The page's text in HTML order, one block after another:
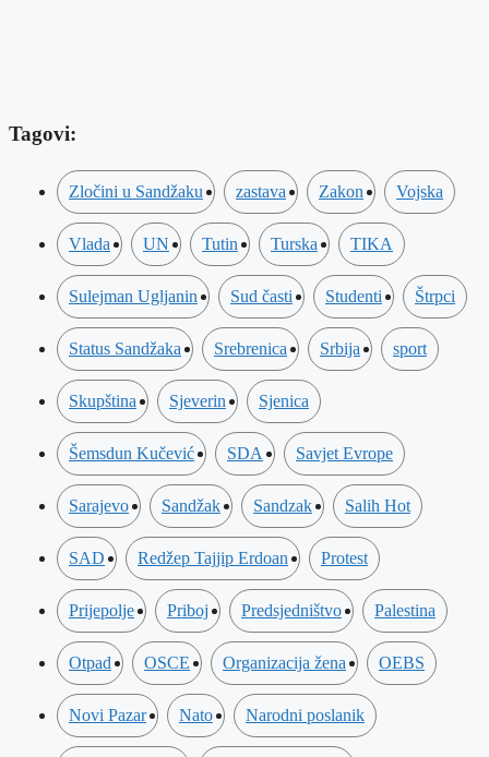
Tagovi:
Zločini u Sandžaku zastava Zakon Vojska
Vlada UN Tutin Turska TIKA
Sulejman Ugljanin Sud časti Studenti Štrpci
Status Sandžaka Srebrenica Srbija sport
Skupština Sjeverin Sjenica
Šemsdun Kučević SDA Savjet Evrope
Sarajevo Sandžak Sandzak Salih Hot
SAD Redžep Tajjip Erdoan Protest
Prijepolje Priboj Predsjedništvo Palestina
Otpad OSCE Organizacija žena OEBS
Novi Pazar Nato Narodni poslanik